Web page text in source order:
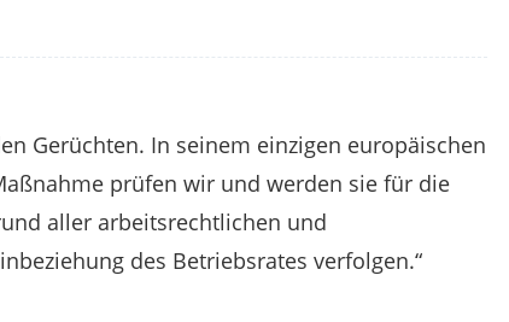
Gerüchten. In seinem einzigen europäischen
prüfen wir und werden sie für die
aller arbeitsrechtlichen und
des Betriebsrates verfolgen.“